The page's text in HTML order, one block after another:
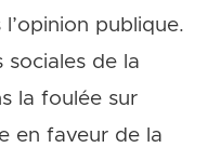
publique.
sociales de la
la foulée sur
en faveur de la